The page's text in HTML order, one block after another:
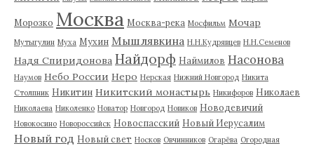
Морозко Москва Москва-река Мосфильм Мочар
Мутыгулин Муха Мухин Мышлявкина Н.Н.Кудрявцев Н.Н.Семенов
Надя Спиридонова Найдорф Наймилов Насонова
Наумов Небо России Неро Нерская Нижний Новгород Никита
Столпник Никитин Никитский монастырь Никифоров Николаев
Николаева Николенко Новатор Новгород Новиков Новодевичий
Новокосино Новороссийск Новоспасский Новый Иерусалим
Новый год Новый свет Носков Овчинников Огарёва Огородная